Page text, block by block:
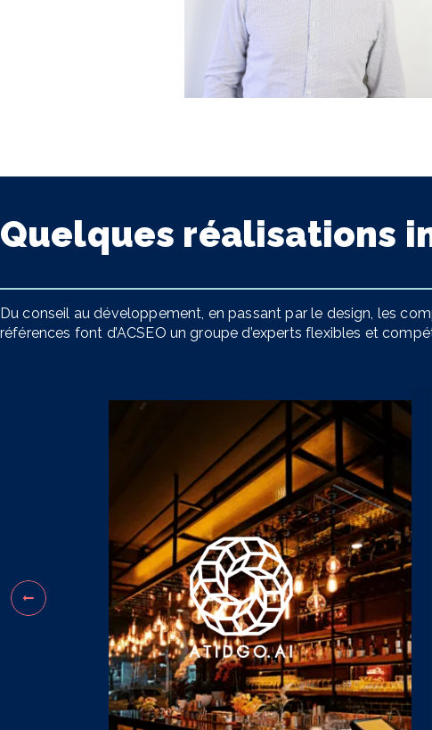
Quelques réalisations
Du conseil au développement, en passant par le design, les
références font d’ACSEO un groupe d’experts flexibles et